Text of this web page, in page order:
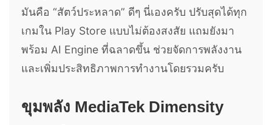
มันคือ “สัตว์ประหลาด” ดีๆ นี่เองครับ ปรับสุดได้ทุก
เกมใน Play Store แบบไม่ต้องสงสัย แถมยังมา
พร้อม AI Engine ที่ฉลาดขึ้น ช่วยจัดการพลังงาน
และเพิ่มประสิทธิภาพการทำงานโดยรวมครับ
ขุมพลัง MediaTek Dimensity